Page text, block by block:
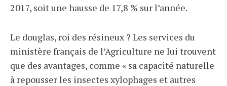
2017, soit une hausse de 17,8 % sur l’année.
Le douglas, roi des résineux ? Les services du
ministère français de l’Agriculture ne lui trouvent
que des avantages, comme « sa capacité naturelle
à repousser les insectes xylophages et autres